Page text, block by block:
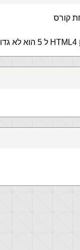
קורס